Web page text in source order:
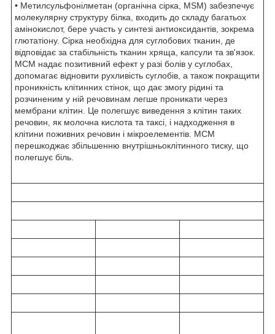
• Метилсульфонілметан (органічна сірка, MSM) забезпечує
молекулярну структуру білка, входить до складу багатьох
амінокислот, бере участь у синтезі антиоксидантів, зокрема
глютатіону. Сірка необхідна для суглобових тканин, де
відповідає за стабільність тканин хряща, капсули та зв'язок.
МСМ надає позитивний ефект у разі болів у суглобах,
допомагає відновити рухливість суглобів, а також покращити
проникність клітинних стінок, що дає змогу рідині та
розчиненим у ній речовинам легше проникати через
мембрани клітин. Це полегшує виведення з клітин таких
речовин, як молочна кислота та таксі, і надходження в
клітини поживних речовин і мікроелементів. МСМ
перешкоджає збільшенню внутрішньоклітинного тиску, що
полегшує біль.